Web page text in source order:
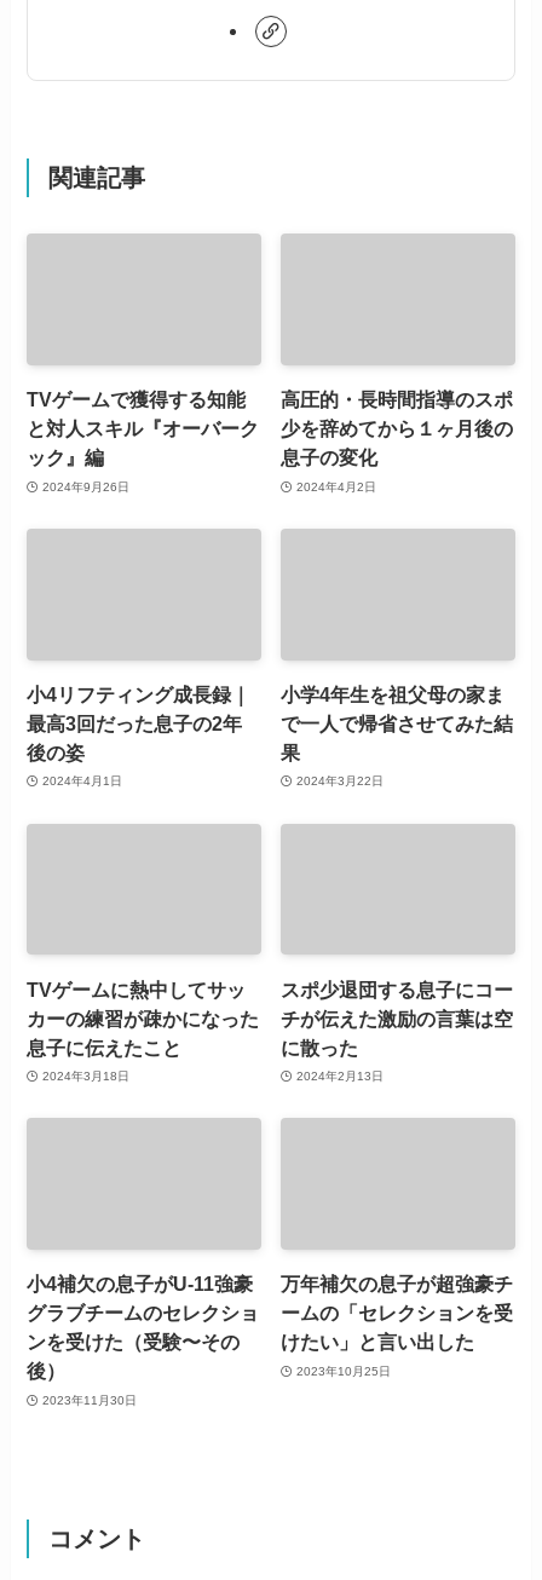
関連記事
TVゲームで獲得する知能
と対人スキル『オーバーク
ック』編
2024年9月26日
高圧的・長時間指導のスポ
少を辞めてから１ヶ月後の
息子の変化
2024年4月2日
小4リフティング成長録｜
最高3回だった息子の2年
後の姿
2024年4月1日
小学4年生を祖父母の家ま
で一人で帰省させてみた結
果
2024年3月22日
TVゲームに熱中してサッ
カーの練習が疎かになった
息子に伝えたこと
2024年3月18日
スポ少退団する息子にコー
チが伝えた激励の言葉は空
に散った
2024年2月13日
小4補欠の息子がU-11強豪
グラブチームのセレクショ
ンを受けた（受験〜その
後）
2023年11月30日
万年補欠の息子が超強豪チ
ームの「セレクションを受
けたい」と言い出した
2023年10月25日
コメント